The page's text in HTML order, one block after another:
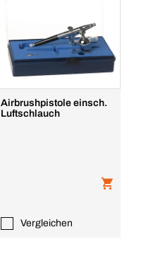
Airbrushpistole einsch.
Luftschlauch
Vergleichen